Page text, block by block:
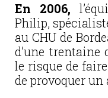
En 2006,
Philip,
au CHU de
d’une
le risque de
de provoquer un